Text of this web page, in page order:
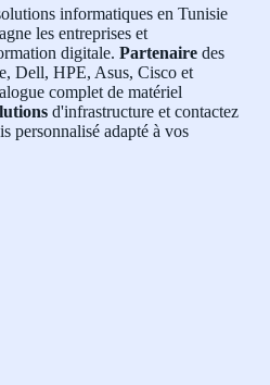
informatiques en Tunisie
les entreprises et
digitale. Partenaire des
Dell, HPE, Asus, Cisco et
complet de matériel
d'infrastructure et contactez
personnalisé adapté à vos